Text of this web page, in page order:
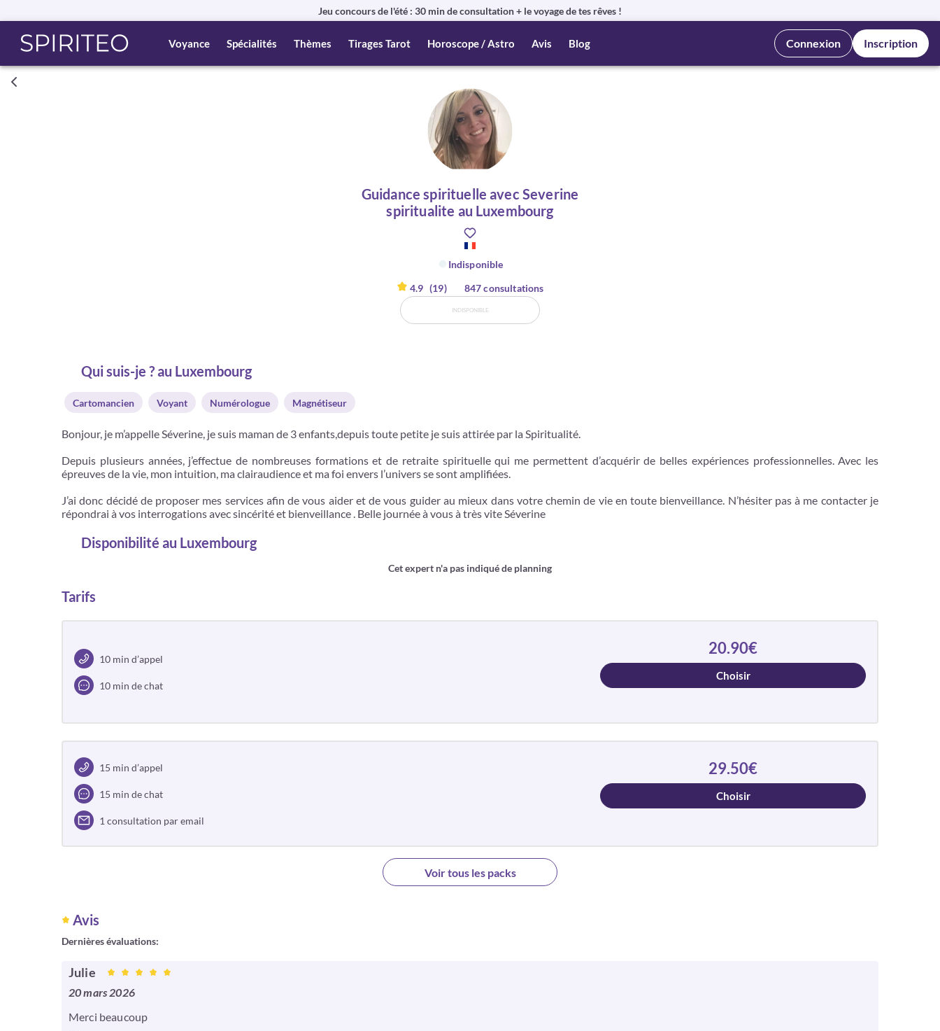
Jeu concours de l'été : 30 min de consultation + le voyage de tes rêves !
Voyance Spécialités Thèmes Tirages Tarot Horoscope / Astro Avis Blog Connexion Inscription
Guidance spirituelle avec Severine
spiritualite au Luxembourg
Indisponible
4.9 (19) 847 consultations
INDISPONIBLE
Qui suis-je ? au Luxembourg
Cartomancien Voyant Numérologue Magnétiseur
Bonjour, je m’appelle Séverine, je suis maman de 3 enfants,depuis toute petite je suis attirée par la Spiritualité.
Depuis plusieurs années, j’effectue de nombreuses formations et de retraite spirituelle qui me permettent d’acquérir de belles expériences professionnelles. Avec les
épreuves de la vie, mon intuition, ma clairaudience et ma foi envers l’univers se sont amplifiées.
J’ai donc décidé de proposer mes services afin de vous aider et de vous guider au mieux dans votre chemin de vie en toute bienveillance. N’hésiter pas à me contacter je
répondrai à vos interrogations avec sincérité et bienveillance . Belle journée à vous à très vite Séverine
Disponibilité au Luxembourg
Cet expert n'a pas indiqué de planning
Tarifs
10 min d’appel
10 min de chat
20.90€
Choisir
15 min d’appel
15 min de chat
1 consultation par email
29.50€
Choisir
Voir tous les packs
Avis
Dernières évaluations:
Julie
20 mars 2026
Merci beaucoup